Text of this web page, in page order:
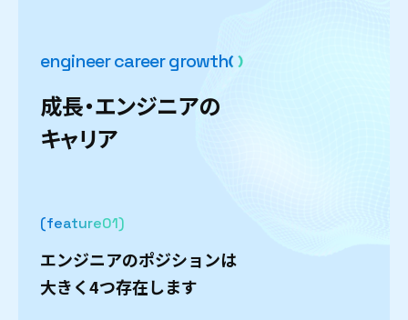
engineercareergrowth
成長・エンジニアの
キャリア
(feature )
エンジニアのポジションは
大きく4つ存在します